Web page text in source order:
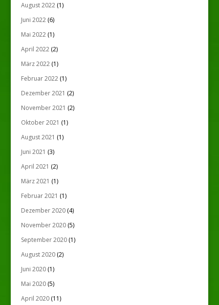
August 2022(1)
Juni 2022(6)
Mai 2022(1)
April 2022(2)
März 2022(1)
Februar 2022(1)
Dezember 2021 (2)
November 2021 (2)
Oktober 2021 (1)
August 2021 (1)
Juni 2021 (3)
April 2021 (2)
März 2021 (1)
Februar 2021 (1)
Dezember 2020(4)
November 2020(5)
September 2020(1)
August 2020(2)
Juni 2020(1)
Mai 2020(5)
April 2020(11)